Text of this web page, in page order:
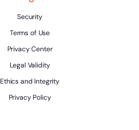
Security
Terms of Use
Privacy Center
Legal Validity
Ethics and Integrity
Privacy Policy